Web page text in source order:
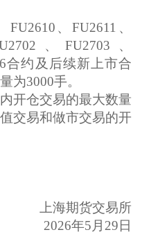
、FU2611、
、FU2703、
合约及后续新上市合
为3000手。
开仓交易的最大数量
交易和做市交易的开
上海期货交易所
2026年5月29日